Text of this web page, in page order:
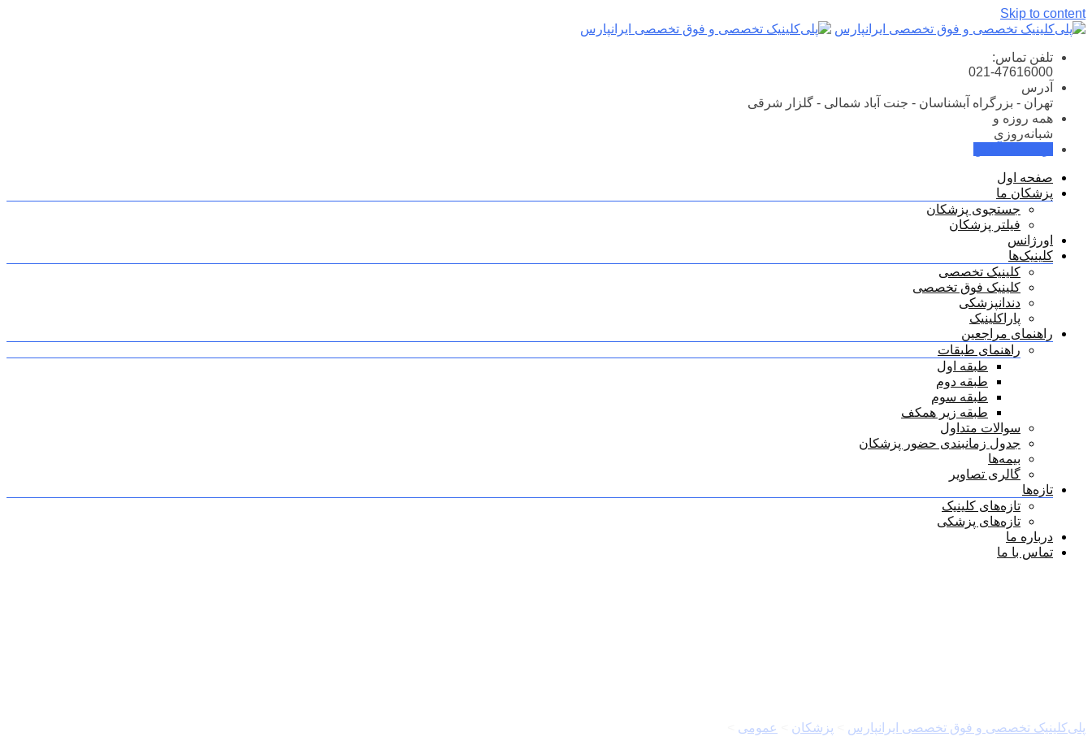
Skip to content
تلفن تماس:
021-47616000
آدرس
تهران - بزرگراه آبشناسان - جنت آباد شمالی - گلزار شرقی
همه روزه و
شبانه‌روزی
صفحه اول
پزشکان ما
جستجوی پزشکان
فیلتر پزشکان
اورژانس
کلینیک‌ها
کلینیک تخصصی
کلینیک فوق تخصصی
دندانپزشکی
پاراکلینیک
راهنمای مراجعین
راهنمای طبقات
طبقه اول
طبقه دوم
طبقه سوم
طبقه زیر همکف
سوالات متداول
جدول زمانبندی حضور پزشکان
بیمه‌ها
گالری تصاویر
تازه‌ها
تازه‌های کلینیک
تازه‌های پزشکی
درباره ما
تماس با ما
پلی‌کلینیک تخصصی و فوق تخصصی ایرانپارس پزشکان عمومی